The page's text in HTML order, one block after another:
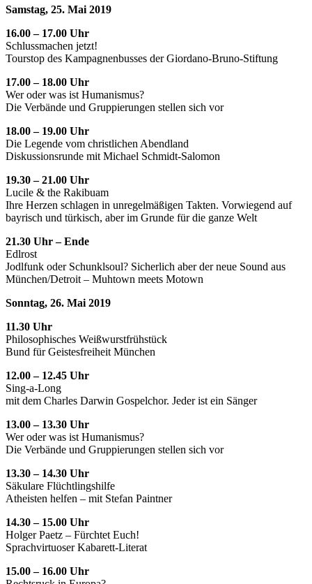
Samstag, 25. Mai 2019
16.00 – 17.00 Uhr
Schlussmachen jetzt!
Tourstop des Kampagnenbusses der Giordano-Bruno-Stiftung
17.00 – 18.00 Uhr
Wer oder was ist Humanismus?
Die Verbände und Gruppierungen stellen sich vor
18.00 – 19.00 Uhr
Die Legende vom christlichen Abendland
Diskussionsrunde mit Michael Schmidt-Salomon
19.30 – 21.00 Uhr
Lucile & the Rakibuam
Ihre Herzen schlagen in unregelmäßigen Takten. Vorwiegend auf
bayrisch und türkisch, aber im Grunde für die ganze Welt
21.30 Uhr – Ende
Edlrost
Jodlfunk oder Schunklsoul? Sicherlich aber der neue Sound aus
München/Detroit – Muhtown meets Motown
Sonntag, 26. Mai 2019
11.30 Uhr
Philosophisches Weißwurstfrühstück
Bund für Geistesfreiheit München
12.00 – 12.45 Uhr
Sing-a-Long
mit dem Charles Darwin Gospelchor. Jeder ist ein Sänger
13.00 – 13.30 Uhr
Wer oder was ist Humanismus?
Die Verbände und Gruppierungen stellen sich vor
13.30 – 14.30 Uhr
Säkulare Flüchtlingshilfe
Atheisten helfen – mit Stefan Paintner
14.30 – 15.00 Uhr
Holger Paetz – Fürchtet Euch!
Sprachvirtuoser Kabarett-Literat
15.00 – 16.00 Uhr